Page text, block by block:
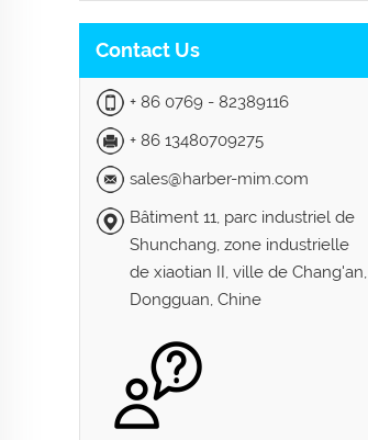
Contact Us
+ 86 0769 - 82389116
+ 86 13480709275
sales@harber-mim.com
Bâtiment 11, parc industriel de
Shunchang, zone industrielle
de xiaotian II, ville de Chang'an,
Dongguan, Chine